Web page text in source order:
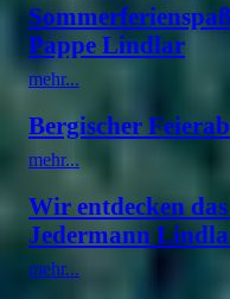
Pappe Lindlar
mehr...
Bergischer
mehr...
Wir entdecken
Jedermann
mehr...